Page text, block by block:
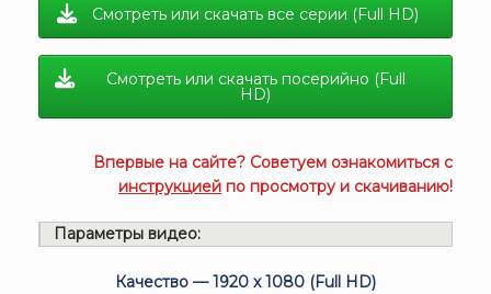
Смотреть или скачать все серии (Full HD)
Смотреть или скачать посерийно (Full
HD)
Впервые на сайте? Советуем ознакомиться с
инструкцией по просмотру и скачиванию!
Параметры видео:
Качество — 1920 x 1080 (Full HD)